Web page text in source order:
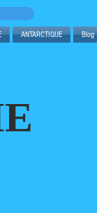
ANTARCTIQUE Blog